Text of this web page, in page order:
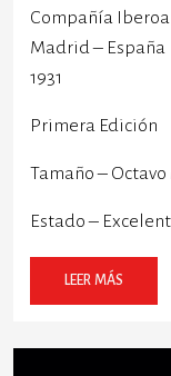
Compañía
Madrid – España
1931
Primera Edición
Tamaño –
Estado –
LEER MÁS